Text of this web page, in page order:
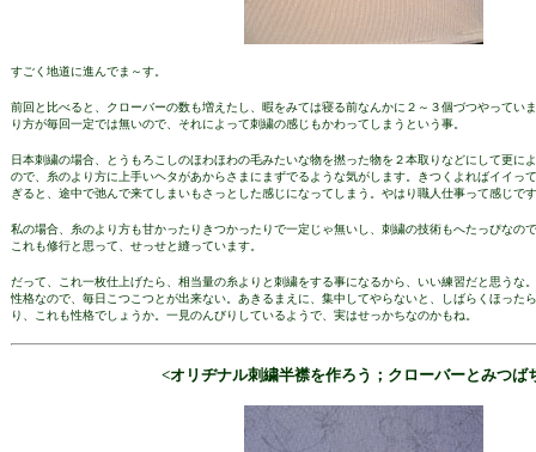
すごく地道に進んでま～す。
前回と比べると、クローバーの数も増えたし、暇をみては寝る前なんかに２～３個づつやってい
り方が毎回一定では無いので、それによって刺繍の感じもかわってしまうという事。
日本刺繍の場合、とうもろこしのほわほわの毛みたいな物を撚った物を２本取りなどにして更に
ので、糸のより方に上手いヘタがあからさまにまずでるような気がします。きつくよればイイっ
ぎると、途中で弛んで来てしまいもさっとした感じになってしまう。やはり職人仕事って感じで
私の場合、糸のより方も甘かったりきつかったりで一定じゃ無いし、刺繍の技術もへたっぴなの
これも修行と思って、せっせと縫っています。
だって、これ一枚仕上げたら、相当量の糸よりと刺繍をする事になるから、いい練習だと思うな
性格なので、毎日こつこつとが出来ない。あきるまえに、集中してやらないと、しばらくほった
り、これも性格でしょうか。一見のんびりしているようで、実はせっかちなのかもね。
<オリヂナル刺繍半襟を作ろう；クローバーとみつば